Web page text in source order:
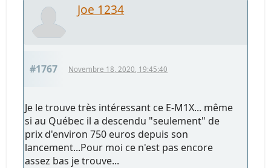
Joe 1234
#1767 Novembre 18, 2020, 19:45:40
Je le trouve très intéressant ce E-M1X... même
si au Québec il a descendu "seulement" de
prix d'environ 750 euros depuis son
lancement...Pour moi ce n'est pas encore
assez bas je trouve...